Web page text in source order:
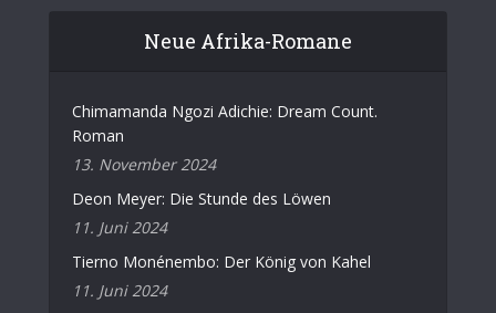
Neue Afrika-Romane
Chimamanda Ngozi Adichie: Dream Count.
Roman
13. November 2024
Deon Meyer: Die Stunde des Löwen
11. Juni 2024
Tierno Monénembo: Der König von Kahel
11. Juni 2024